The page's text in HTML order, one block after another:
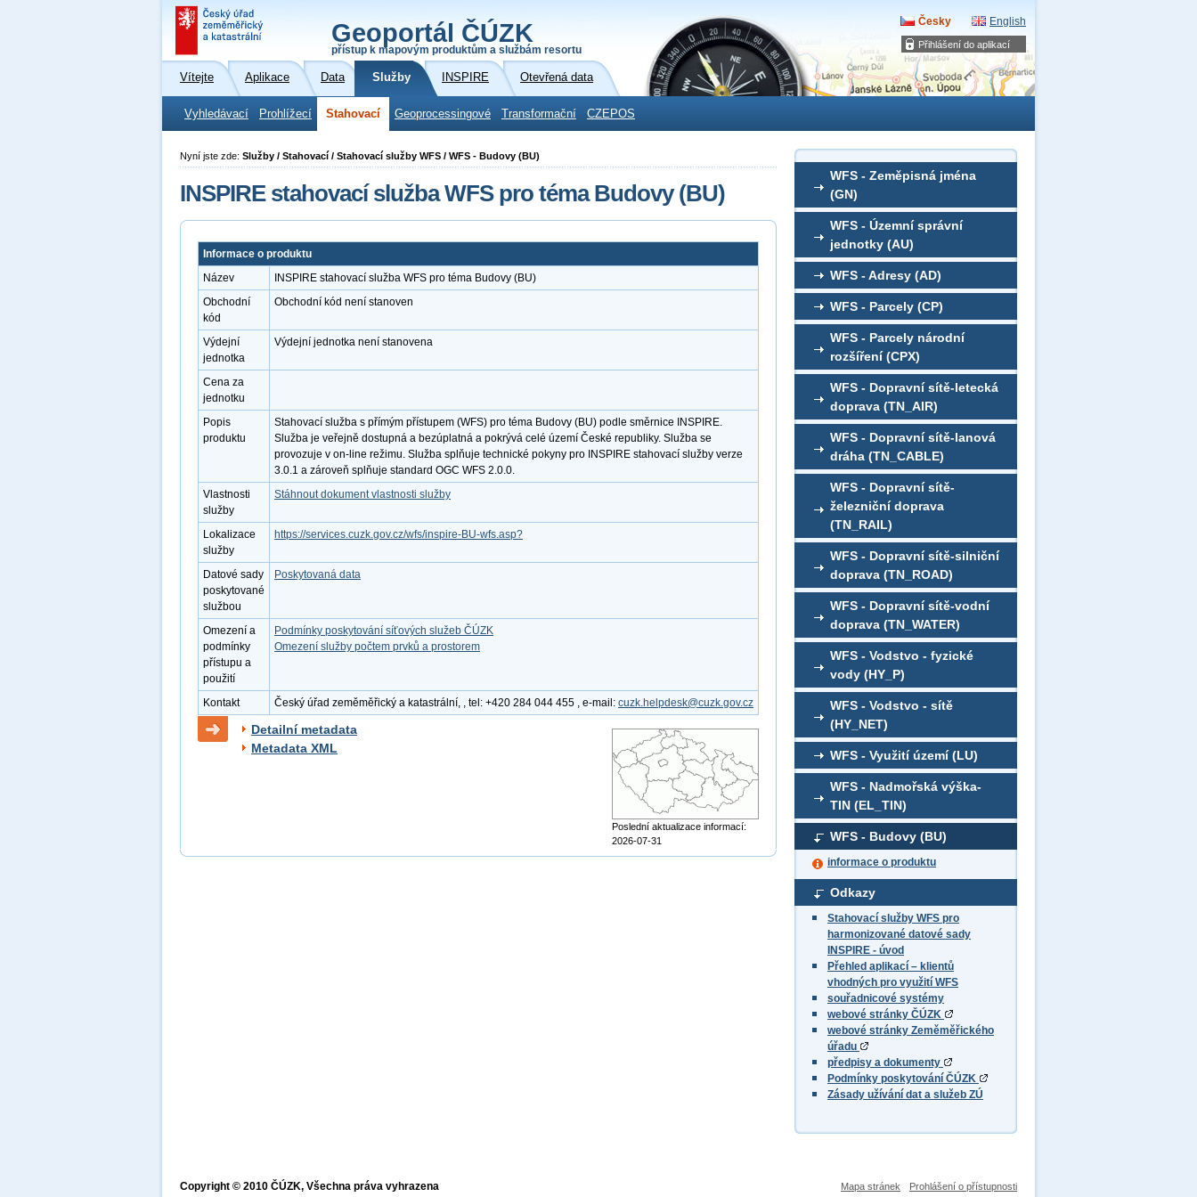
Přihlášení do aplikací
Geoportál ČÚZK
přístup k mapovým produktům a službám resortu
Česky English
Vítejte Aplikace Data Služby INSPIRE Otevřená data
Vyhledávací Prohlížecí Stahovací Geoprocessingové Transformační CZEPOS
WFS - Zeměpisná jména
(GN)
WFS - Územní správní
jednotky (AU)
WFS - Adresy (AD)
WFS - Parcely (CP)
WFS - Parcely národní
rozšíření (CPX)
WFS - Dopravní sítě-letecká
doprava (TN_AIR)
WFS - Dopravní sítě-lanová
dráha (TN_CABLE)
WFS - Dopravní sítě-
železniční doprava
(TN_RAIL)
WFS - Dopravní sítě-silniční
doprava (TN_ROAD)
WFS - Dopravní sítě-vodní
doprava (TN_WATER)
WFS - Vodstvo - fyzické
vody (HY_P)
WFS - Vodstvo - sítě
(HY_NET)
WFS - Využití území (LU)
WFS - Nadmořská výška-
TIN (EL_TIN)
WFS - Budovy (BU)
informace o produktu
Odkazy
Stahovací služby WFS pro
harmonizované datové sady
INSPIRE - úvod
Přehled aplikací – klientů
vhodných pro využití WFS
souřadnicové systémy
webové stránky ČÚZK
webové stránky Zeměměřického
úřadu
předpisy a dokumenty
Podmínky poskytování ČÚZK
Zásady užívání dat a služeb ZÚ
Nyní jste zde: Služby / Stahovací / Stahovací služby WFS / WFS - Budovy (BU)
INSPIRE stahovací služba WFS pro téma Budovy (BU)
Informace o produktu
Název
INSPIRE stahovací služba WFS pro téma Budovy (BU)
Obchodní
kód
Obchodní kód není stanoven
Výdejní
jednotka
Výdejní jednotka není stanovena
Cena za
jednotku
Popis
produktu
Stahovací služba s přímým přístupem (WFS) pro téma Budovy (BU) podle směrnice INSPIRE.
Služba je veřejně dostupná a bezúplatná a pokrývá celé území České republiky. Služba se
provozuje v on-line režimu. Služba splňuje technické pokyny pro INSPIRE stahovací služby verze
3.0.1 a zároveň splňuje standard OGC WFS 2.0.0.
Vlastnosti
služby
Stáhnout dokument vlastnosti služby
Lokalizace
služby
https://services.cuzk.gov.cz/wfs/inspire-BU-wfs.asp?
Datové sady
poskytované
službou
Poskytovaná data
Omezení a
podmínky
přístupu a
použití
Podmínky poskytování síťových služeb ČÚZK
Omezení služby počtem prvků a prostorem
Kontakt Český úřad zeměměřický a katastrální, , tel: +420 284 044 455 , e-mail: cuzk.helpdesk@cuzk.gov.cz
Detailní metadata
Metadata XML
Poslední aktualizace informací:
2026-07-31
Mapa stránek Prohlášení o přístupnosti
Copyright © 2010 ČÚZK, Všechna práva vyhrazena